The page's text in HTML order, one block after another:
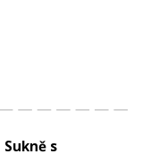
Sukně s